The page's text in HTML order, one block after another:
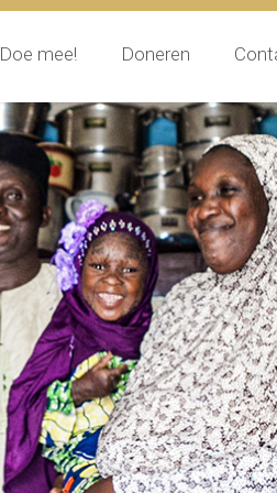
Doe mee! Doneren